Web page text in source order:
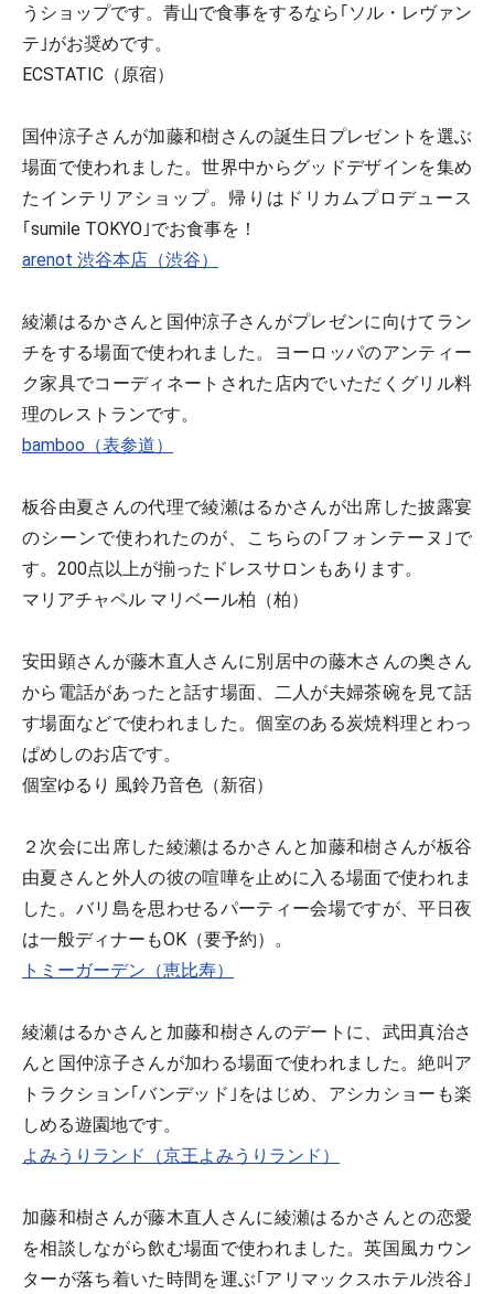
うショップです。青山で食事をするなら｢ソル・レヴァン
テ｣がお奨めです。
ECSTATIC（原宿）
国仲涼子さんが加藤和樹さんの誕生日プレゼントを選ぶ
場面で使われました。世界中からグッドデザインを集め
たインテリアショップ。帰りはドリカムプロデュース
｢sumile TOKYO｣でお食事を！
arenot 渋谷本店（渋谷）
綾瀬はるかさんと国仲涼子さんがプレゼンに向けてラン
チをする場面で使われました。ヨーロッパのアンティー
ク家具でコーディネートされた店内でいただくグリル料
理のレストランです。
bamboo（表参道）
板谷由夏さんの代理で綾瀬はるかさんが出席した披露宴
のシーンで使われたのが、こちらの｢フォンテーヌ｣で
す。200点以上が揃ったドレスサロンもあります。
マリアチャペル マリベール柏（柏）
安田顕さんが藤木直人さんに別居中の藤木さんの奥さん
から電話があったと話す場面、二人が夫婦茶碗を見て話
す場面などで使われました。個室のある炭焼料理とわっ
ぱめしのお店です。
個室ゆるり 風鈴乃音色（新宿）
２次会に出席した綾瀬はるかさんと加藤和樹さんが板谷
由夏さんと外人の彼の喧嘩を止めに入る場面で使われま
した。バリ島を思わせるパーティー会場ですが、平日夜
は一般ディナーもOK（要予約）。
トミーガーデン（恵比寿）
綾瀬はるかさんと加藤和樹さんのデートに、武田真治さ
んと国仲涼子さんが加わる場面で使われました。絶叫ア
トラクション｢バンデッド｣をはじめ、アシカショーも楽
しめる遊園地です。
よみうりランド（京王よみうりランド）
加藤和樹さんが藤木直人さんに綾瀬はるかさんとの恋愛
を相談しながら飲む場面で使われました。英国風カウン
ターが落ち着いた時間を運ぶ｢アリマックスホテル渋谷｣